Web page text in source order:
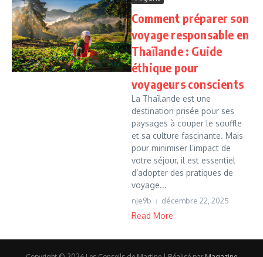
Comment préparer son
voyage responsable en
Thaïlande : Guide
éthique pour
voyageurs conscients
La Thaïlande est une
destination prisée pour ses
paysages à couper le souffle
et sa culture fascinante. Mais
pour minimiser l’impact de
votre séjour, il est essentiel
d’adopter des pratiques de
voyage...
nje9b décembre 22, 2025
Read More